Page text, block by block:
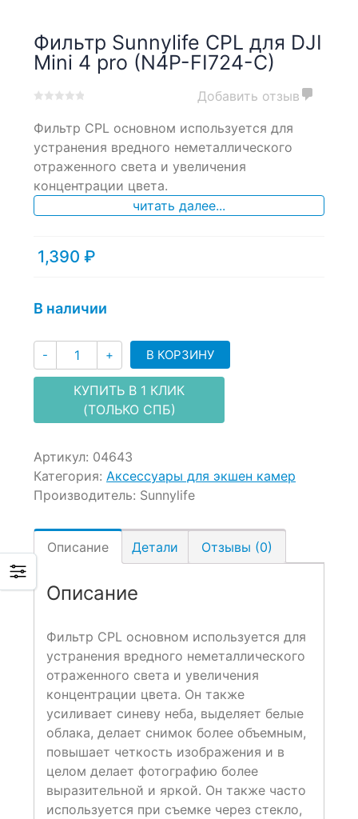
Фильтр Sunnylife CPL для DJI
Mini 4 pro (N4P-FI724-C)
out
based
on
customer
ratings
Добавить отзыв
Фильтр CPL основном используется для
устранения вредного неметаллического
отраженного света и увеличения
концентрации цвета.
читать далее...
1,390 ₽
В наличии
- Количество
+ В КОРЗИНУ
КУПИТЬ В 1 КЛИК
(ТОЛЬКО СПБ)
Артикул: 04643
Категория: Аксессуары для экшен камер
Производитель: Sunnylife
Описание Детали Отзывы (0)
Описание
Фильтр CPL основном используется для
устранения вредного неметаллического
отраженного света и увеличения
концентрации цвета. Он также
усиливает синеву неба, выделяет белые
облака, делает снимок более объемным,
повышает четкость изображения и в
целом делает фотографию более
выразительной и яркой. Он также часто
используется при съемке через стекло,